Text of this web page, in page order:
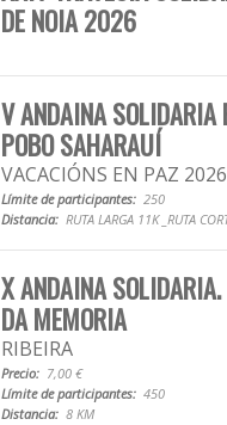
DE NOIA 2026
V ANDAINA SOLIDARIA
POBO SAHARAUÍ
VACACIÓNS EN PAZ 2026
Límite de participantes: 250
Distancia: RUTA LARGA 11K _RUTA
X ANDAINA
DA MEMORIA
RIBEIRA
Precio: 7,00 €
Límite de participantes: 450
Distancia: 8 KM